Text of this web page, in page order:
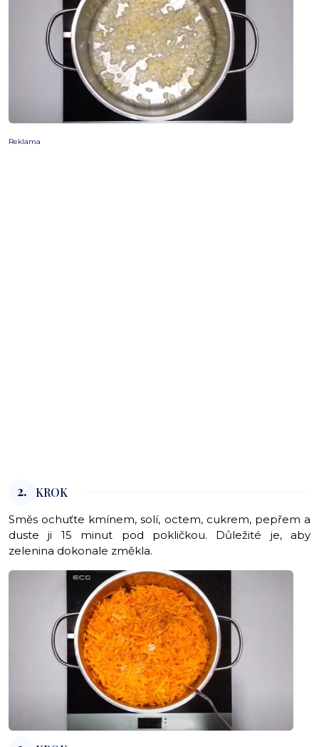
Reklama
2. KROK
Směs ochuťte kmínem, solí, octem, cukrem, pepřem a
duste ji 15 minut pod pokličkou. Důležité je, aby
zelenina dokonale změkla.